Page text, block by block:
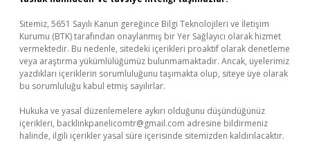
Sitemiz, 5651 Sayılı Kanun gereğince Bilgi Teknolojileri ve İletişim
Kurumu (BTK) tarafından onaylanmış bir Yer Sağlayıcı olarak hizmet
vermektedir. Bu nedenle, sitedeki içerikleri proaktif olarak denetleme
veya araştırma yükümlülüğümüz bulunmamaktadır. Ancak, üyelerimiz
yazdıkları içeriklerin sorumluluğunu taşımakta olup, siteye üye olarak
bu sorumluluğu kabul etmiş sayılırlar.
Hukuka ve yasal düzenlemelere aykırı olduğunu düşündüğünüz
içerikleri, backlinkpanelicomtr@gmail.com adresine bildirmeniz
halinde, ilgili içerikler yasal süre içerisinde sitemizden kaldırılacaktır.